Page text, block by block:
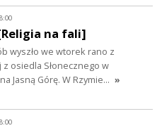
na fali]
wyszło we wtorek rano z
osiedla Słonecznego w
Jasną Górę. W Rzymie… »